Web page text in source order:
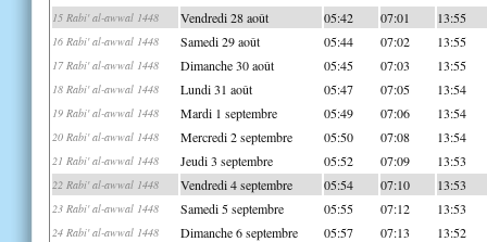
15 Rabi' al-awwal 1448 Vendredi 28 août 05:42 07:01 13:55
16 Rabi' al-awwal 1448 Samedi 29 août 05:44 07:02 13:55
17 Rabi' al-awwal 1448 Dimanche 30 août 05:45 07:03 13:55
18 Rabi' al-awwal 1448 Lundi 31 août 05:47 07:05 13:54
19 Rabi' al-awwal 1448 Mardi 1 septembre 05:49 07:06 13:54
20 Rabi' al-awwal 1448 Mercredi 2 septembre 05:50 07:08 13:54
21 Rabi' al-awwal 1448 Jeudi 3 septembre 05:52 07:09 13:53
22 Rabi' al-awwal 1448 Vendredi 4 septembre 05:54 07:10 13:53
23 Rabi' al-awwal 1448 Samedi 5 septembre 05:55 07:12 13:53
24 Rabi' al-awwal 1448 Dimanche 6 septembre 05:57 07:13 13:52